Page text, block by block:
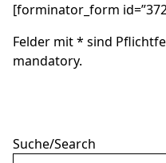
[forminator_form
Felder mit * sind
mandatory.
Suche/Search